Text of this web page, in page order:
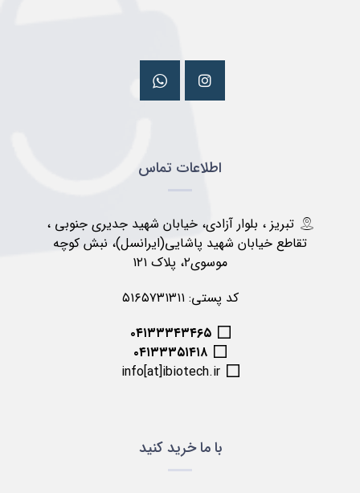
اطلاعات تماس
تبریز ، بلوار آزادی، خیابان شهید جدیری جنوبی ،
تقاطع خیابان شهید پاشایی(ایرانسل)، نبش کوچه
موسوی۲، پلاک ۱۲۱
کد پستی: ۵۱۶۵۷۳۱۳۱۱
۰۴۱۳۳۳۴۳۴۶۵
۰۴۱۳۳۳۵۱۴۱۸
info[at]ibiotech.ir
با ما خرید کنید